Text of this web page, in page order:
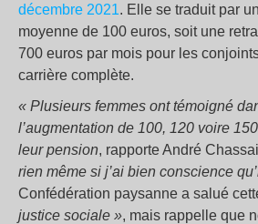
décembre 2021. Elle se traduit par
moyenne de 100 euros, soit une
700 euros par mois pour les
carrière complète.
« Plusieurs femmes ont témoigné
l’augmentation de 100, 120 voire
leur pension, rapporte André
rien même si j’ai bien conscience
Confédération paysanne a salué
justice sociale », mais rappelle que